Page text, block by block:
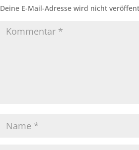
Deine E-Mail-Adresse wird nicht